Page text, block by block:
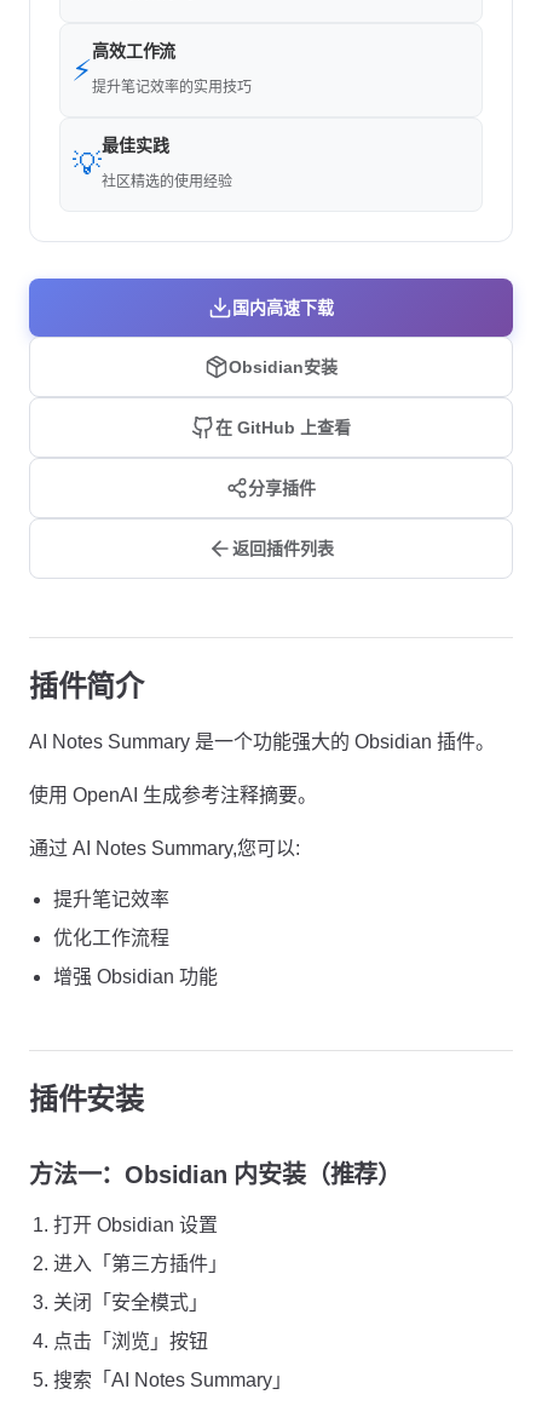
⚡
高效工作流
提升笔记效率的实用技巧
💡
最佳实践
社区精选的使用经验
国内高速下载
Obsidian安装
在 GitHub 上查看
分享插件
返回插件列表
插件简介
AI Notes Summary 是一个功能强大的 Obsidian 插件。
使用 OpenAI 生成参考注释摘要。
通过 AI Notes Summary,您可以:
提升笔记效率
优化工作流程
增强 Obsidian 功能
插件安装
方法一：Obsidian 内安装（推荐）
打开 Obsidian 设置
进入「第三方插件」
关闭「安全模式」
点击「浏览」按钮
搜索「AI Notes Summary」